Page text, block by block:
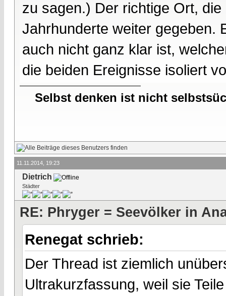
zu sagen.) Der richtige Ort,
Jahrhunderte weiter gegeben.
auch nicht ganz klar ist,
die beiden Ereignisse isoliert
Selbst denken ist nicht
11.11.2014, 19:23
Dietrich
Städter
RE: Phryger = Seevölker in
Renegat schrieb:
Der Thread ist ziemlich
Ultrakurzfassung, weil sie